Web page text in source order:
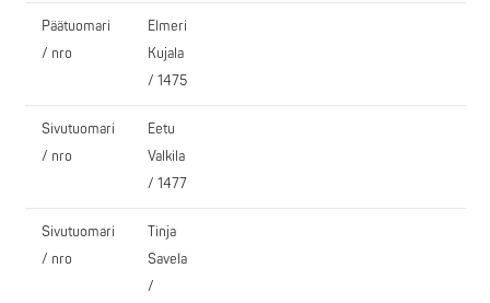
Päätuomari
/ nro
Elmeri
Kujala
/ 1475
Sivutuomari
/ nro
Eetu
Valkila
/ 1477
Sivutuomari
/ nro
Tinja
Savela
/